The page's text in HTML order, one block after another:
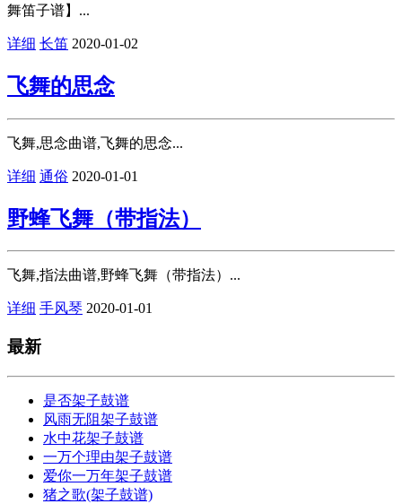
舞笛子谱】...
详细 长笛 2020-01-02
飞舞的思念
飞舞,思念曲谱,飞舞的思念...
详细 通俗 2020-01-01
野蜂飞舞（带指法）
飞舞,指法曲谱,野蜂飞舞（带指法）...
详细 手风琴 2020-01-01
最新
是否架子鼓谱
风雨无阻架子鼓谱
水中花架子鼓谱
一万个理由架子鼓谱
爱你一万年架子鼓谱
猪之歌(架子鼓谱)